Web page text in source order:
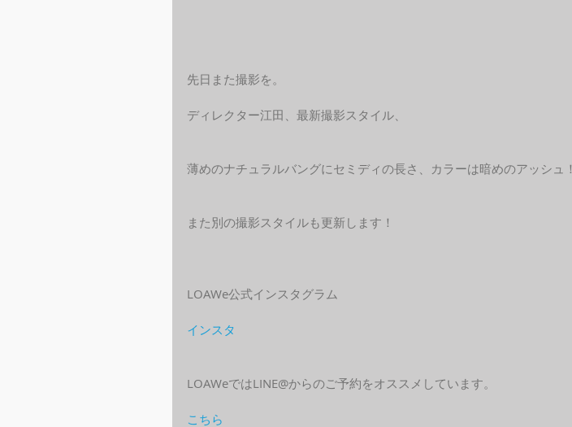
先日また撮影を。
ディレクター江田、最新撮影スタイル、
薄めのナチュラルバングにセミディの長さ、カラーは暗めのアッシュ！
また別の撮影スタイルも更新します！
LOAWe公式インスタグラム
インスタ
LOAWeではLINE@からのご予約をオススメしています。
こちら